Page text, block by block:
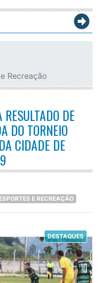
Recreação
DE
DO TORNEIO
CIDADE DE
E RECREAÇÃO
DESTAQUES